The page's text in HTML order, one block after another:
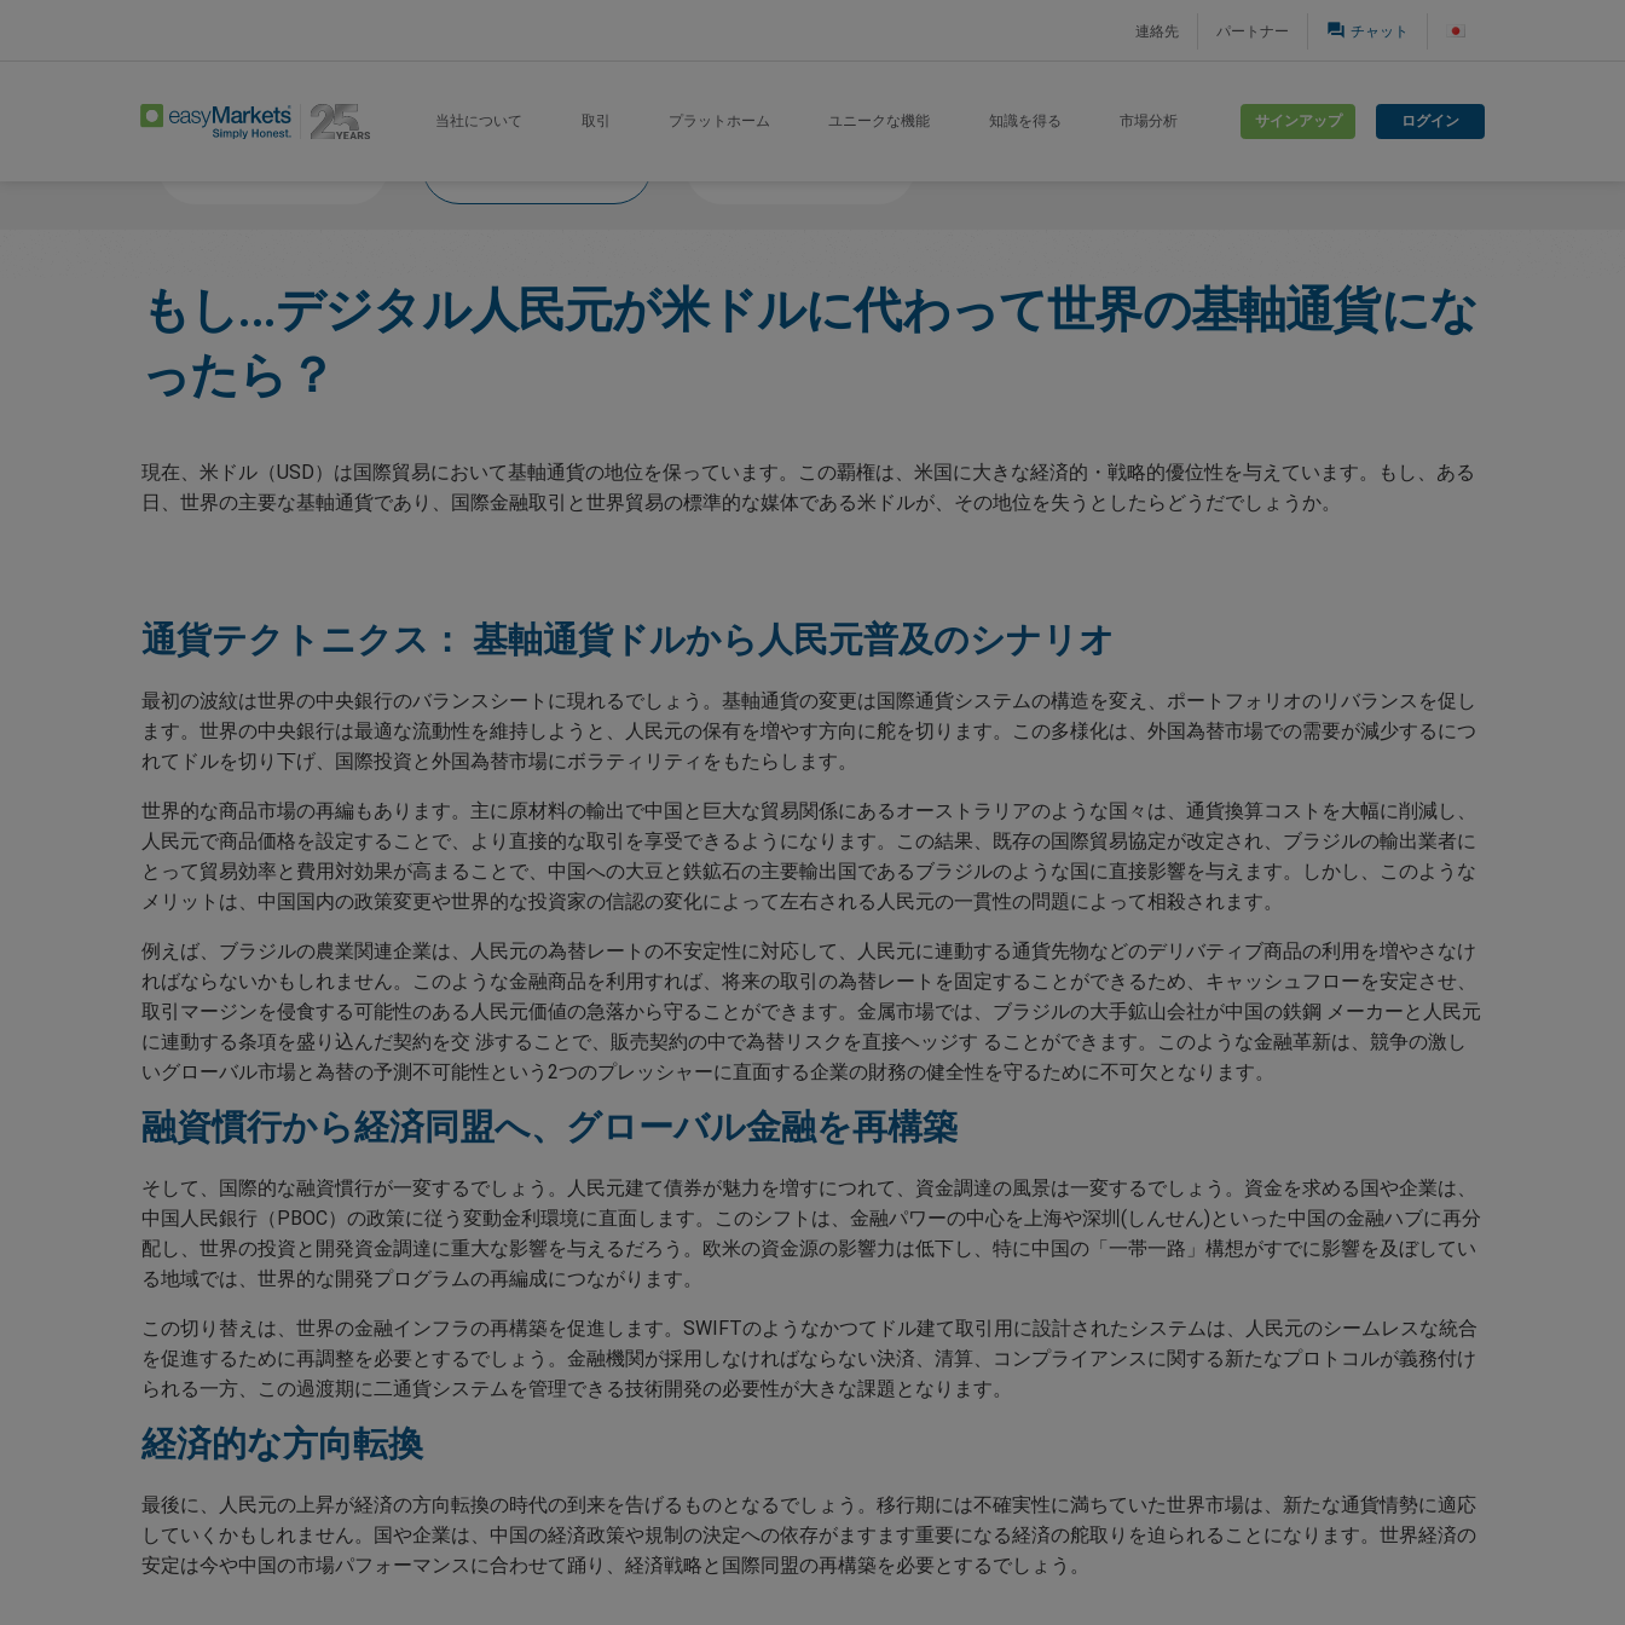
連絡先 パートナー question_answer チャット
当社について 取引 プラットホーム ユニークな機能 知識を得る 市場分析 サインアップ ログイン
もし...デジタル人民元が米ドルに代わって世界の基軸通貨にな
ったら？
現在、米ドル（USD）は国際貿易において基軸通貨の地位を保っています。この覇権は、米国に大きな経済的・戦略的優位性を与えています。もし、ある
日、世界の主要な基軸通貨であり、国際金融取引と世界貿易の標準的な媒体である米ドルが、その地位を失うとしたらどうだでしょうか。
通貨テクトニクス： 基軸通貨ドルから人民元普及のシナリオ
最初の波紋は世界の中央銀行のバランスシートに現れるでしょう。基軸通貨の変更は国際通貨システムの構造を変え、ポートフォリオのリバランスを促し
ます。世界の中央銀行は最適な流動性を維持しようと、人民元の保有を増やす方向に舵を切ります。この多様化は、外国為替市場での需要が減少するにつ
れてドルを切り下げ、国際投資と外国為替市場にボラティリティをもたらします。
世界的な商品市場の再編もあります。主に原材料の輸出で中国と巨大な貿易関係にあるオーストラリアのような国々は、通貨換算コストを大幅に削減し、
人民元で商品価格を設定することで、より直接的な取引を享受できるようになります。この結果、既存の国際貿易協定が改定され、ブラジルの輸出業者に
とって貿易効率と費用対効果が高まることで、中国への大豆と鉄鉱石の主要輸出国であるブラジルのような国に直接影響を与えます。しかし、このような
メリットは、中国国内の政策変更や世界的な投資家の信認の変化によって左右される人民元の一貫性の問題によって相殺されます。
例えば、ブラジルの農業関連企業は、人民元の為替レートの不安定性に対応して、人民元に連動する通貨先物などのデリバティブ商品の利用を増やさなけ
ればならないかもしれません。このような金融商品を利用すれば、将来の取引の為替レートを固定することができるため、キャッシュフローを安定させ、
取引マージンを侵食する可能性のある人民元価値の急落から守ることができます。金属市場では、ブラジルの大手鉱山会社が中国の鉄鋼 メーカーと人民元
に連動する条項を盛り込んだ契約を交 渉することで、販売契約の中で為替リスクを直接ヘッジす ることができます。このような金融革新は、競争の激し
いグローバル市場と為替の予測不可能性という2つのプレッシャーに直面する企業の財務の健全性を守るために不可欠となります。
融資慣行から経済同盟へ、グローバル金融を再構築
そして、国際的な融資慣行が一変するでしょう。人民元建て債券が魅力を増すにつれて、資金調達の風景は一変するでしょう。資金を求める国や企業は、
中国人民銀行（PBOC）の政策に従う変動金利環境に直面します。このシフトは、金融パワーの中心を上海や深圳(しんせん)といった中国の金融ハブに再分
配し、世界の投資と開発資金調達に重大な影響を与えるだろう。欧米の資金源の影響力は低下し、特に中国の「一帯一路」構想がすでに影響を及ぼしてい
る地域では、世界的な開発プログラムの再編成につながります。
この切り替えは、世界の金融インフラの再構築を促進します。SWIFTのようなかつてドル建て取引用に設計されたシステムは、人民元のシームレスな統合
を促進するために再調整を必要とするでしょう。金融機関が採用しなければならない決済、清算、コンプライアンスに関する新たなプロトコルが義務付け
られる一方、この過渡期に二通貨システムを管理できる技術開発の必要性が大きな課題となります。
経済的な方向転換
最後に、人民元の上昇が経済の方向転換の時代の到来を告げるものとなるでしょう。移行期には不確実性に満ちていた世界市場は、新たな通貨情勢に適応
していくかもしれません。国や企業は、中国の経済政策や規制の決定への依存がますます重要になる経済の舵取りを迫られることになります。世界経済の
安定は今や中国の市場パフォーマンスに合わせて踊り、経済戦略と国際同盟の再構築を必要とするでしょう。